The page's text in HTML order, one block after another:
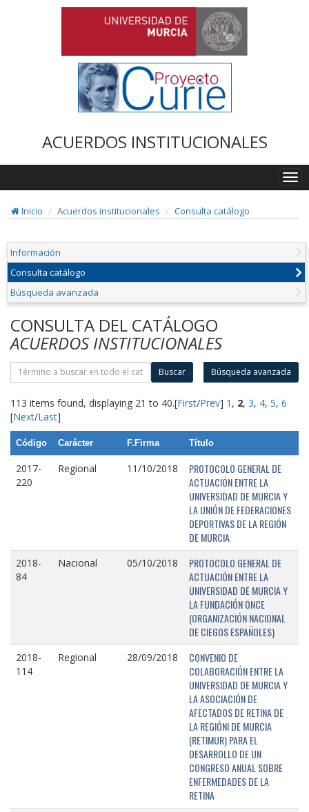
ACUERDOS INSTITUCIONALES
Inicio
Acuerdos institucionales Consulta catálogo
Información
Consulta catálogo
Búsqueda avanzada
CONSULTA DEL CATÁLOGO
ACUERDOS INSTITUCIONALES
Buscar Búsqueda avanzada
113 items found, displaying 21 to 40.[First/Prev] 1 , 2, 3, 4, 5, 6
[Next/Last]
Código Carácter F.Firma Título
2017-
220
Regional 11/10/2018
PROTOCOLO GENERAL DE
ACTUACIÓN ENTRE LA
UNIVERSIDAD DE MURCIA Y
LA UNIÓN DE FEDERACIONES
DEPORTIVAS DE LA REGIÓN
DE MURCIA
2018-
84
Nacional 05/10/2018
PROTOCOLO GENERAL DE
ACTUACIÓN ENTRE LA
UNIVERSIDAD DE MURCIA Y
LA FUNDACIÓN ONCE
(ORGANIZACIÓN NACIONAL
DE CIEGOS ESPAÑOLES)
2018-
114
Regional 28/09/2018
CONVENIO DE
COLABORACIÓN ENTRE LA
UNIVERSIDAD DE MURCIA Y
LA ASOCIACIÓN DE
AFECTADOS DE RETINA DE
LA REGIÓNI DE MURCIA
(RETIMUR) PARA EL
DESARROLLO DE UN
CONGRESO ANUAL SOBRE
ENFERMEDADES DE LA
RETINA